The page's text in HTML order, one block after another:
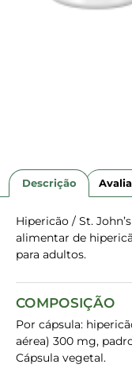
Descrição
Hipericão / St.
alimentar de
para adultos.
COMPOSIÇÃO
Por cápsula:
aérea) 300 mg,
Cápsula vegetal.